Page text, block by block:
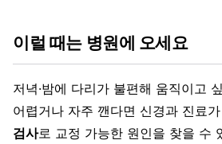
이럴 때는 병원에 오세요
저녁·밤에 다리가 불편해 움직이고
어렵거나 자주 깬다면 신경과 진료
검사로 교정 가능한 원인을 찾을 수